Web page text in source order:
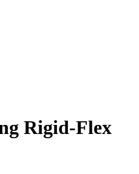
Rigid-Flex